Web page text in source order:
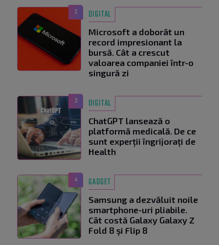
2 DIGITAL
Microsoft a doborât un
record impresionant la
bursă. Cât a crescut
valoarea companiei într-o
singură zi
3 DIGITAL
ChatGPT lansează o
platformă medicală. De ce
sunt experții îngrijorați de
Health
4 GADGET
Samsung a dezvăluit noile
smartphone-uri pliabile.
Cât costă Galaxy Galaxy Z
Fold 8 și Flip 8